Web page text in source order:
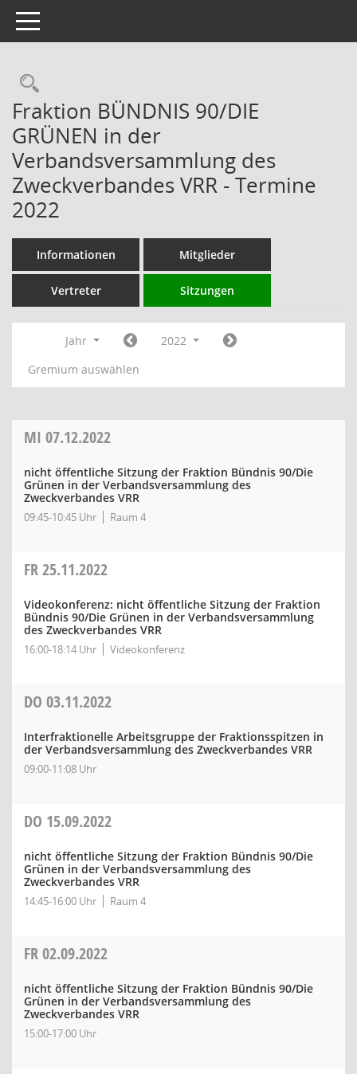
Toggle navigation
Rechercheauswahl
Fraktion BÜNDNIS 90/DIE
GRÜNEN in der
Verbandsversammlung des
Zweckverbandes VRR - Termine
2022
Informationen Mitglieder
Vertreter Sitzungen
Jahr
2022
Gremium auswählen
MI 07.12.2022
nicht öffentliche Sitzung der Fraktion Bündnis 90/Die
Grünen in der Verbandsversammlung des
Zweckverbandes VRR
09:45-10:45 Uhr Raum 4
FR25.11.2022
Videokonferenz: nicht öffentliche Sitzung der Fraktion
Bündnis 90/Die Grünen in der Verbandsversammlung
des Zweckverbandes VRR
16:00-18:14 Uhr Videokonferenz
DO 03.11.2022
Interfraktionelle Arbeitsgruppe der Fraktionsspitzen in
der Verbandsversammlung des Zweckverbandes VRR
09:00-11:08 Uhr
DO 15.09.2022
nicht öffentliche Sitzung der Fraktion Bündnis 90/Die
Grünen in der Verbandsversammlung des
Zweckverbandes VRR
14:45-16:00 Uhr Raum 4
FR02.09.2022
nicht öffentliche Sitzung der Fraktion Bündnis 90/Die
Grünen in der Verbandsversammlung des
Zweckverbandes VRR
15:00-17:00 Uhr